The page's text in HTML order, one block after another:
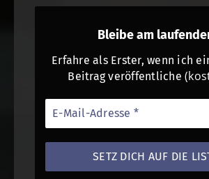
Bleibe am
Erfahre als Erster, wenn ich
Beitrag veröffentliche